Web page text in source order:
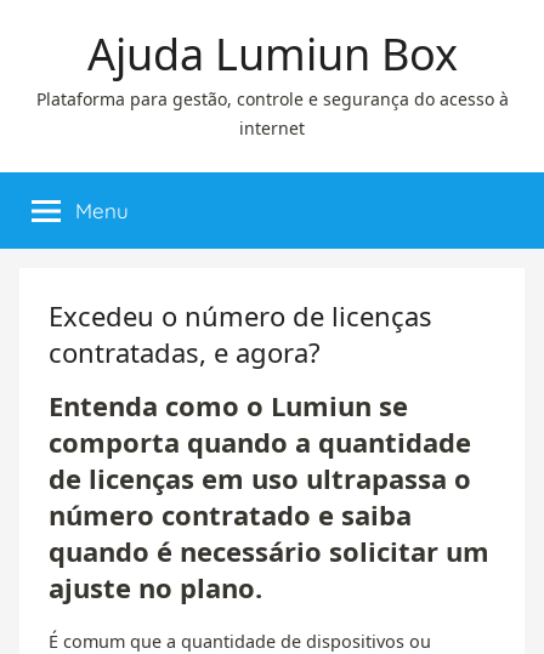
Ajuda Lumiun Box
Plataforma para gestão, controle e segurança do acesso à
internet
Menu
Excedeu o número de licenças
contratadas, e agora?
Entenda como o Lumiun se
comporta quando a quantidade
de licenças em uso ultrapassa o
número contratado e saiba
quando é necessário solicitar um
ajuste no plano.
É comum que a quantidade de dispositivos ou